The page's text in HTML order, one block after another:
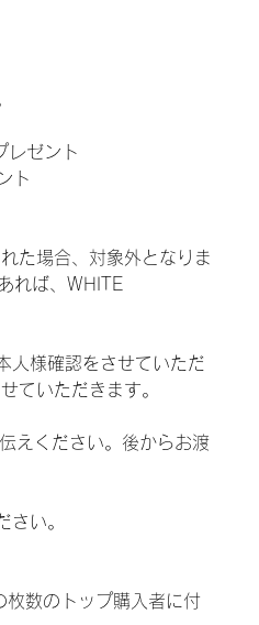
レゼント
ト
た場合、対象外となりま
れば、WHITE
人様確認をさせていただ
ていただきます。
えください。後からお渡
い。
数のトップ購入者に付